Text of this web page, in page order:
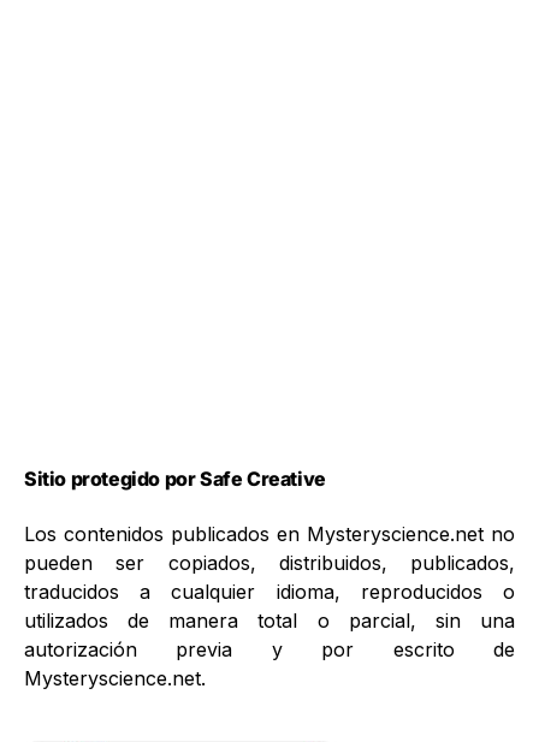
Sitio protegido por Safe Creative
Los contenidos publicados en Mysteryscience.net no
pueden ser copiados, distribuidos, publicados,
traducidos a cualquier idioma, reproducidos o
utilizados de manera total o parcial, sin una
autorización previa y por escrito de
Mysteryscience.net.